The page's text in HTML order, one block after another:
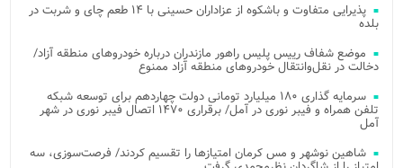
پذیرایی متفاوت و باشکوه از عزاداران حسینی با ۱۴ طعم چای و شربت در
بلده
موضع شفاف رییس پلیس راهور مازندران درباره خودروهای منطقه آزاد/
دخالت در نقل‌وانتقال خودروهای منطقه آزاد ممنوع
سرمایه گذاری ۱۸۰ میلیارد تومانی دولت چهاردهم برای توسعه شبکه
تلفن همراه و فیبر نوری در آمل/ برقراری ۱۴۷۰ اتصال فیبر نوری در شهر
آمل
شاهین نوشهر و مس کرمان امتیازها را تقسیم کردند/ فرصت‌سوزی، سه